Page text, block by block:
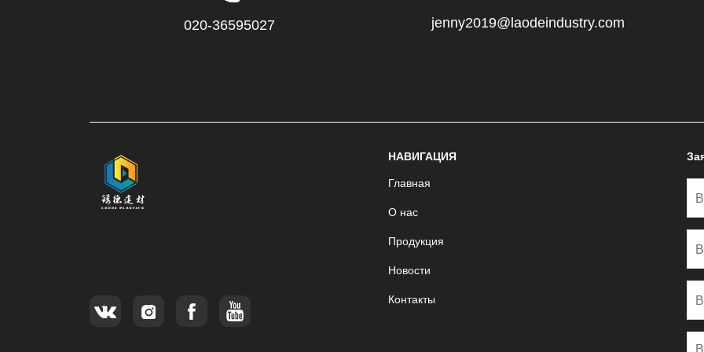
020-36595027 jenny2019@laodeindustry.com
НАВИГАЦИЯ
Главная
О нас
Продукция
Новости
Контакты